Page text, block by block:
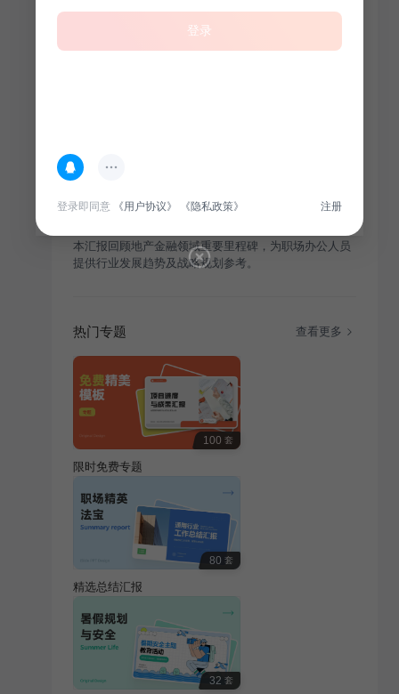
本汇报回顾地产金融领域重要里程碑，为职场办公人员
提供行业发展趋势及战略规划参考。
热门专题 查看更多
100 套
限时免费专题
80 套
精选总结汇报
32 套
登录
登录即同意 《用户协议》 《隐私政策》 注册